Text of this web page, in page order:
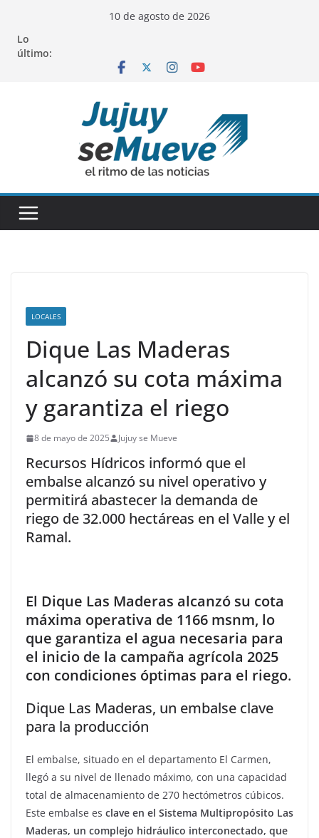
contenido
10 de agosto de 2026
Lo
último:
LOCALES
Dique Las Maderas
alcanzó su cota máxima
y garantiza el riego
8 de mayo de 2025 Jujuy se Mueve
Recursos Hídricos informó que el
embalse alcanzó su nivel operativo y
permitirá abastecer la demanda de
riego de 32.000 hectáreas en el Valle y el
Ramal.
El Dique Las Maderas alcanzó su cota
máxima operativa de 1166 msnm, lo
que garantiza el agua necesaria para
el inicio de la campaña agrícola 2025
con condiciones óptimas para el riego.
Dique Las Maderas, un embalse clave
para la producción
El embalse, situado en el departamento El Carmen,
llegó a su nivel de llenado máximo, con una capacidad
total de almacenamiento de 270 hectómetros cúbicos.
Este embalse es clave en el Sistema Multipropósito Las
Maderas, un complejo hidráulico interconectado, que